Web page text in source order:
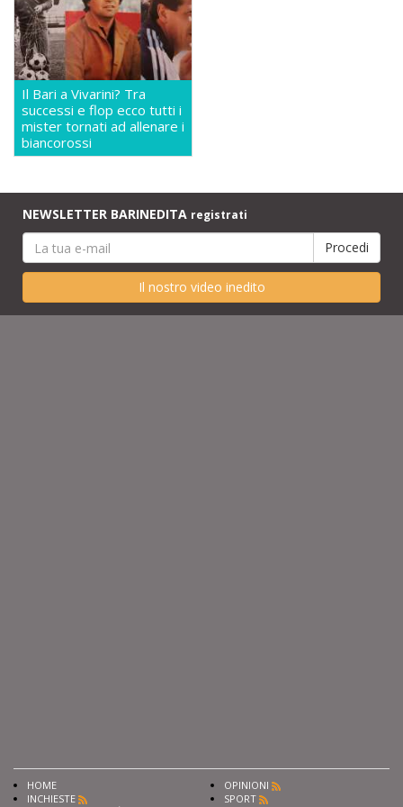
Il Bari a Vivarini? Tra
successi e flop ecco tutti i
mister tornati ad allenare i
biancorossi
NEWSLETTER BARINEDITA registrati
Il nostro video inedito
HOME
INCHIESTE
OPINIONI
SPORT